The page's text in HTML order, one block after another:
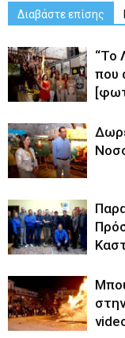
Διαβάστε επίσης
“Το
που